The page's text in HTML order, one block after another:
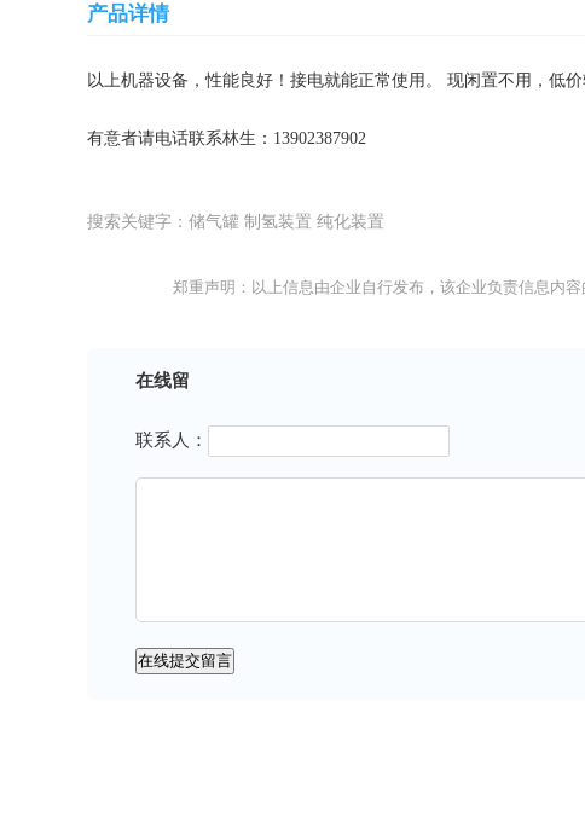
产品详情
以上机器设备，性能良好！接电就能正常使用。 现闲置不用，低
有意者请电话联系林生：13902387902
搜索关键字：储气罐 制氢装置 纯化装置
郑重声明：以上信息由企业自行发布，该企业负责信息内
在线留
联系人：